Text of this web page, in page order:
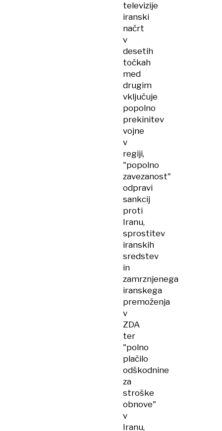
televizije
iranski
načrt
v
desetih
točkah
med
drugim
vključuje
popolno
prekinitev
vojne
v
regiji,
"popolno
zavezanost"
odpravi
sankcij
proti
Iranu,
sprostitev
iranskih
sredstev
in
zamrznjenega
iranskega
premoženja
v
ZDA
ter
"polno
plačilo
odškodnine
za
stroške
obnove"
v
Iranu,